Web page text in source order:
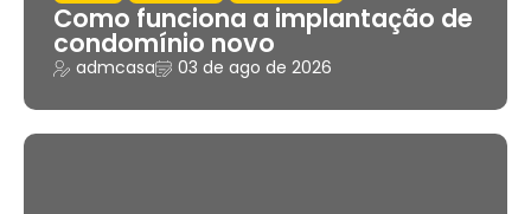
Como funciona a implantação de
condomínio novo
admcasa 03 de ago de 2026